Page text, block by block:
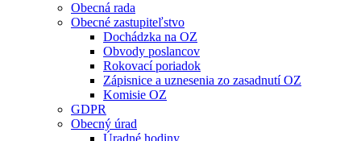
Obecná rada
Obecné zastupiteľstvo
Dochádzka na OZ
Obvody poslancov
Rokovací poriadok
Zápisnice a uznesenia zo zasadnutí OZ
Komisie OZ
GDPR
Obecný úrad
Úradné hodiny